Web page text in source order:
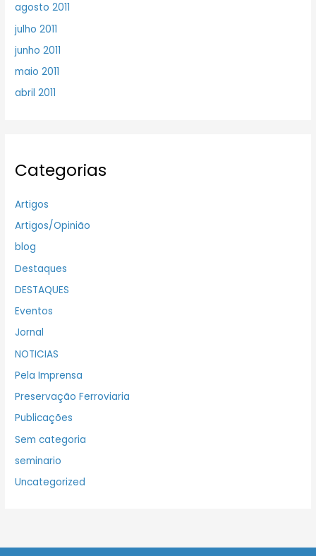
agosto 2011
julho 2011
junho 2011
maio 2011
abril 2011
Categorias
Artigos
Artigos/Opinião
blog
Destaques
DESTAQUES
Eventos
Jornal
NOTICIAS
Pela Imprensa
Preservação Ferroviaria
Publicações
Sem categoria
seminario
Uncategorized